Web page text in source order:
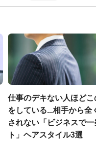
仕事のデキない人ほどこ
をしている...相手から全
されない「ビジネスで一
ト」ヘアスタイル3選